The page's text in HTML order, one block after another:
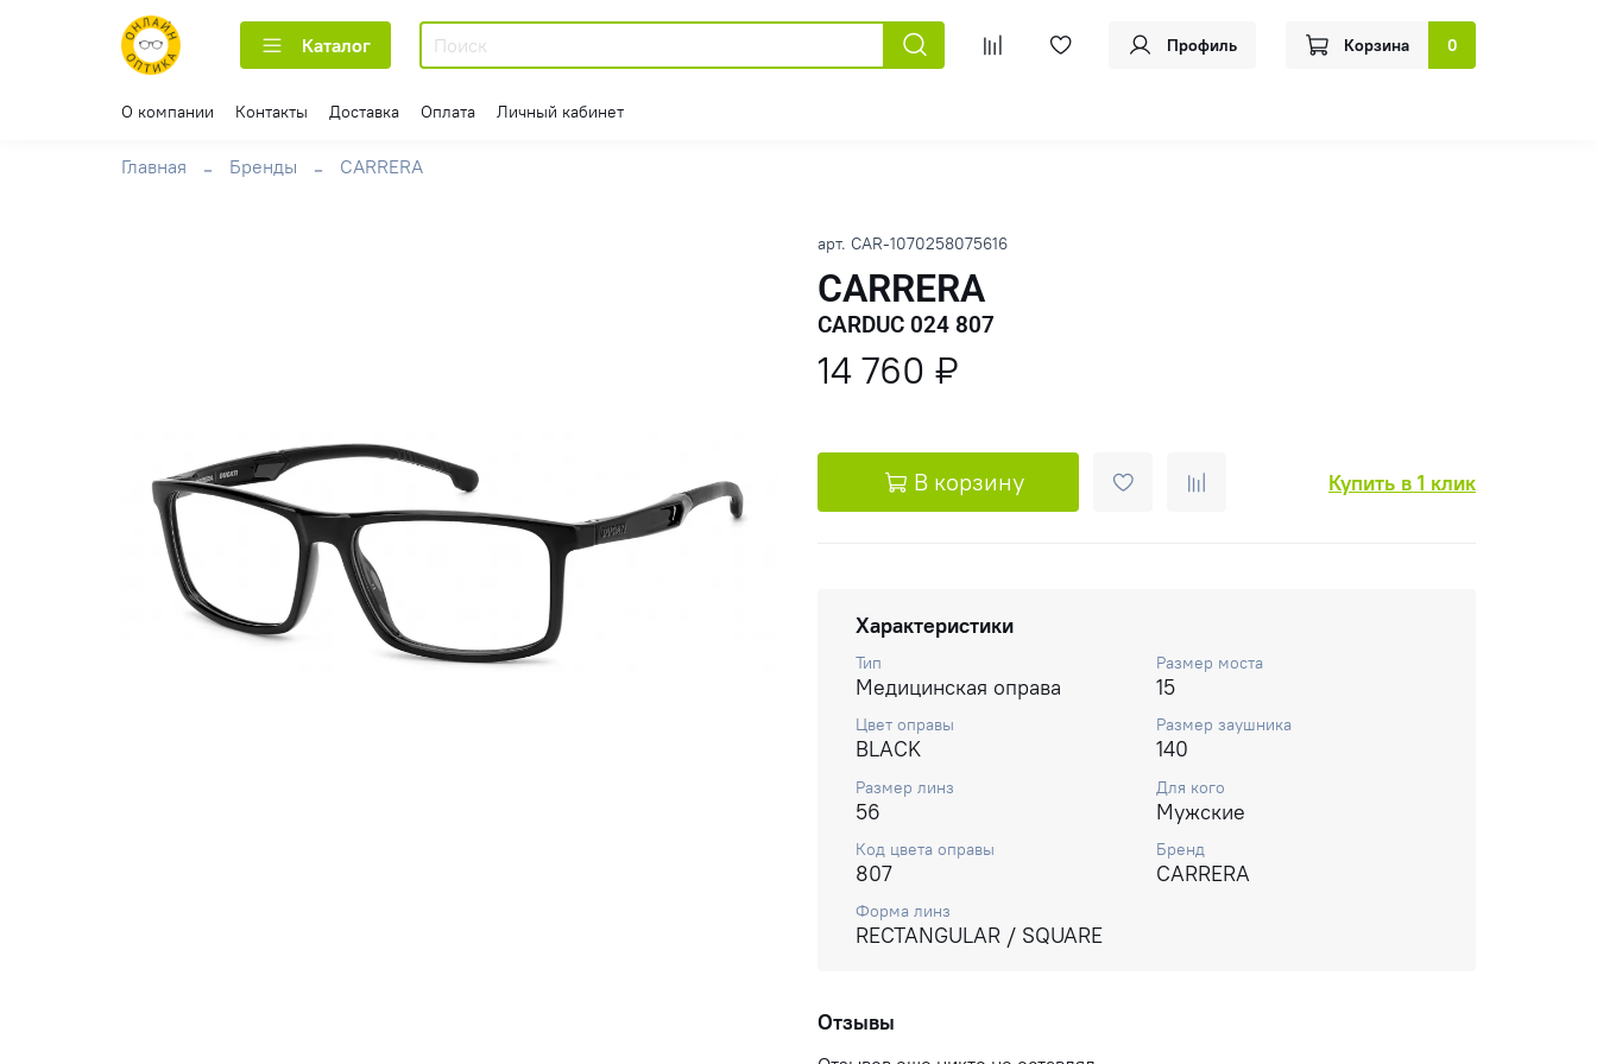
Каталог Профиль Корзина 0
О компании Контакты Доставка Оплата Личный кабинет
Главная Бренды CARRERA
арт. CAR-1070258075616
CARRERA
CARDUC 024 807
14 760 ₽
В корзину Купить в 1 клик
Характеристики
Тип
Медицинская оправа
Размер моста
15
Цвет оправы
BLACK
Размер заушника
140
Размер линз
56
Для кого
Мужские
Код цвета оправы
807
Бренд
CARRERA
Форма линз
RECTANGULAR / SQUARE
Отзывы